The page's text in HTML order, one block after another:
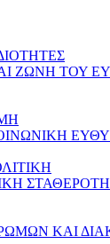
ΖΩΝΗ ΤΟΥ
ΚΑΙ